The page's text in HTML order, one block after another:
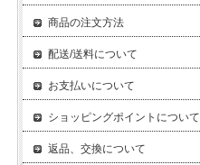
商品の注文方法
配送/送料について
お支払いについて
ショッピングポイントについて
返品、交換について